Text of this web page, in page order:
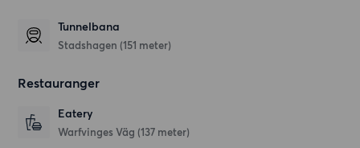
Tunnelbana
Stadshagen (151 meter)
Restauranger
Eatery
Warfvinges Väg (137 meter)